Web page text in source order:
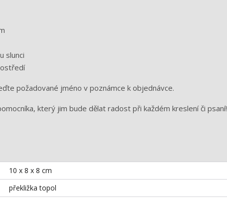
slunci
požadované jméno v poznámce k objednávce.
který jim bude dělat radost při každém kreslení či psaní!
10 x 8 x 8 cm
překližka topol